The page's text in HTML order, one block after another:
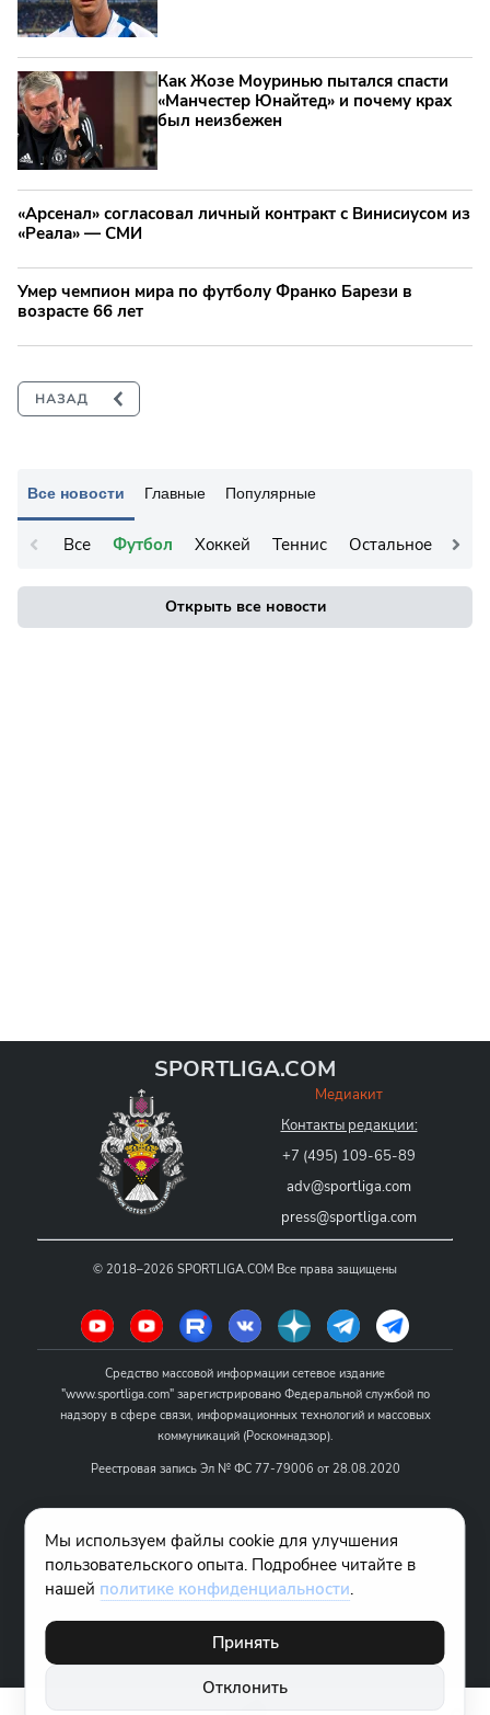
Все новости Главные Популярные
Все Футбол Хоккей Теннис Остальное
Открыть все новости
Как Жозе Моуринью пытался спасти
«Манчестер Юнайтед» и почему крах
был неизбежен
«Арсенал» согласовал личный контракт с Винисиусом из
«Реала» — СМИ
Умер чемпион мира по футболу Франко Барези в
возрасте 66 лет
SPORTLIGA.COM
Медиакит
Контакты редакции:
+7 (495) 109-65-89
adv@sportliga.com
press@sportliga.com
© 2018–2026 SPORTLIGA.COM Все права защищены
Средство массовой информации сетевое издание
"www.sportliga.com" зарегистрировано Федеральной службой по
надзору в сфере связи, информационных технологий и массовых
коммуникаций (Роскомнадзор).
Реестровая запись Эл № ФС 77-79006 от 28.08.2020
Название - www.sportliga.com
Учредитель СМИ сетевого издания "www.sportliga.com": ИП Чамин
О.Н.
Главный редактор СМИ сетевого издания "www.sportliga.com":
Хаимов Д.И.
18+
Мы используем файлы cookie для улучшения
пользовательского опыта. Подробнее читайте в
нашей политике конфиденциальности.
Принять
Отклонить